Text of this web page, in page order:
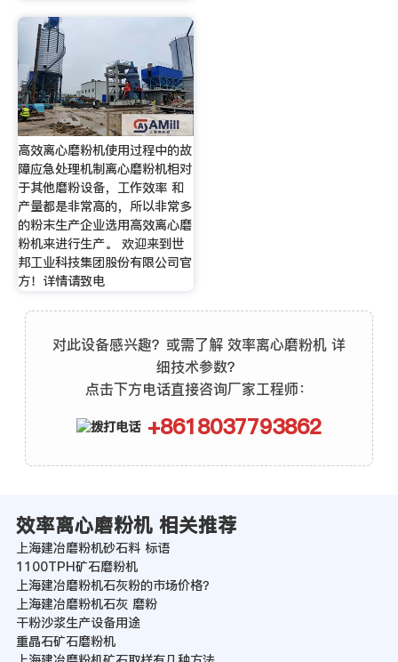
高效离心磨粉机使用过程中的故
障应急处理机制离心磨粉机相对
于其他磨粉设备，工作效率 和
产量都是非常高的，所以非常多
的粉末生产企业选用高效离心磨
粉机来进行生产。 欢迎来到世
邦工业科技集团股份有限公司官
方！详情请致电
对此设备感兴趣？或需了解 效率离心磨粉机 详
细技术参数？
点击下方电话直接咨询厂家工程师：
+8618037793862
效率离心磨粉机 相关推荐
上海建冶磨粉机砂石料 标语
1100TPH矿石磨粉机
上海建冶磨粉机石灰粉的市场价格？
上海建冶磨粉机石灰 磨粉
干粉沙浆生产设备用途
重晶石矿石磨粉机